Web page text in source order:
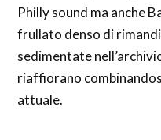
Philly sound ma anche
frullato denso di rimandi
sedimentate
riaffiorano
attuale.